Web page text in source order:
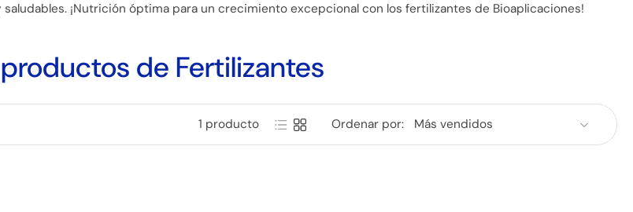
¡Nutrición óptima para un crecimiento excepcional con los fertilizantes de Bioaplicaciones!
de Fertilizantes
1 producto Ordenar por: